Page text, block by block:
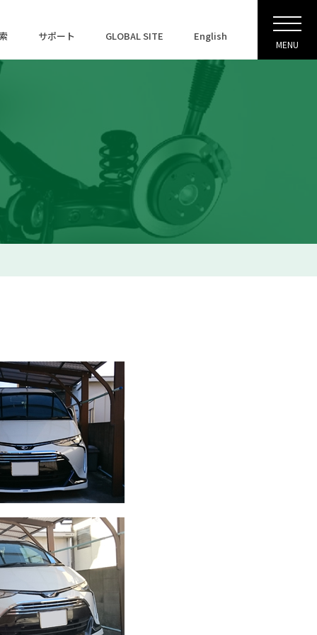
サポート GLOBAL SITE English
MENU